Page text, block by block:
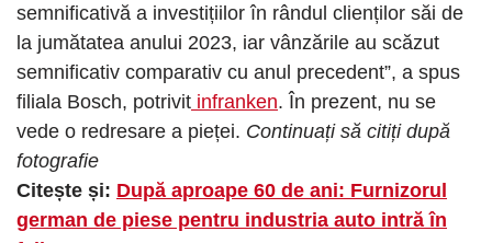
semnificativă a investițiilor în rândul clienților săi de
la jumătatea anului 2023, iar vânzările au scăzut
semnificativ comparativ cu anul precedent”, a spus
filiala Bosch, potrivit infranken. În prezent, nu se
vede o redresare a pieței. Continuați să citiți după
fotografie
Citește și: După aproape 60 de ani: Furnizorul
german de piese pentru industria auto intră în